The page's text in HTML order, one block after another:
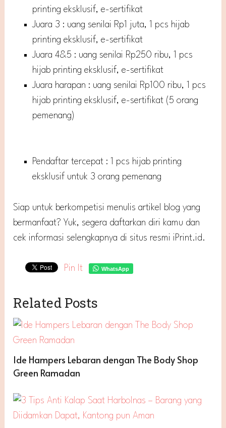
printing eksklusif, e-sertifikat
Juara 3 : uang senilai Rp1 juta, 1 pcs hijab
printing eksklusif, e-sertifikat
Juara 4&5 : uang senilai Rp250 ribu, 1 pcs
hijab printing eksklusif, e-sertifikat
Juara harapan : uang senilai Rp100 ribu, 1 pcs
hijab printing eksklusif, e-sertifikat (5 orang
pemenang)
Pendaftar tercepat : 1 pcs hijab printing
eksklusif untuk 3 orang pemenang
Siap untuk berkompetisi menulis artikel blog yang
bermanfaat? Yuk, segera daftarkan diri kamu dan
cek informasi selengkapnya di situs resmi iPrint.id.
Pin It WhatsApp
Related Posts
Ide Hampers Lebaran dengan The Body Shop
Green Ramadan